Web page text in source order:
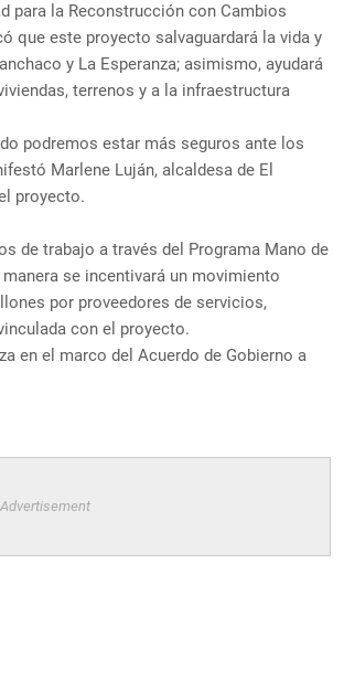
para la Reconstrucción con Cambios
que este proyecto salvaguardará la vida y
y La Esperanza; asimismo, ayudará
terrenos y a la infraestructura
podremos estar más seguros ante los
Marlene Luján, alcaldesa de El
proyecto.
de trabajo a través del Programa Mano de
se incentivará un movimiento
por proveedores de servicios,
con el proyecto.
en el marco del Acuerdo de Gobierno a